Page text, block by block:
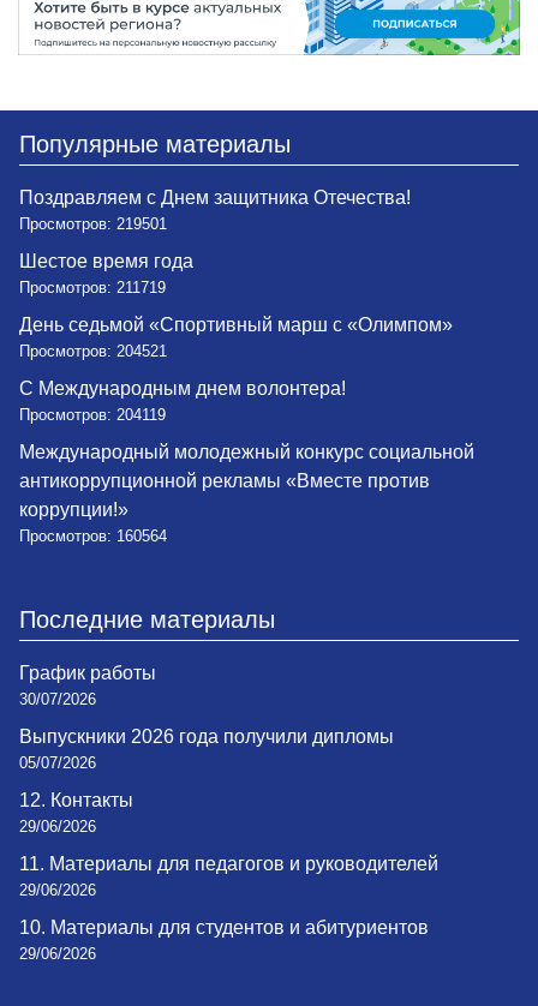
Популярные материалы
Поздравляем с Днем защитника Отечества!
Просмотров: 219501
Шестое время года
Просмотров: 211719
День седьмой «Спортивный марш с «Олимпом»
Просмотров: 204521
С Международным днем волонтера!
Просмотров: 204119
Международный молодежный конкурс социальной
антикоррупционной рекламы «Вместе против
коррупции!»
Просмотров: 160564
Последние материалы
График работы
30/07/2026
Выпускники 2026 года получили дипломы
05/07/2026
12. Контакты
29/06/2026
11. Материалы для педагогов и руководителей
29/06/2026
10. Материалы для студентов и абитуриентов
29/06/2026